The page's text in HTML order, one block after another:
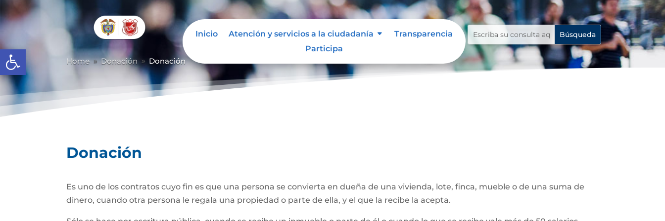
Abrir barra de herramientas
Inicio Atención y servicios a la ciudadanía
Transparencia
Participa
Home 9 Donación 9 Donación
Donación
Es uno de los contratos cuyo fin es que una persona se convierta en dueña de una vivienda, lote, finca, mueble o de una suma de
dinero, cuando otra persona le regala una propiedad o parte de ella, y el que la recibe la acepta.